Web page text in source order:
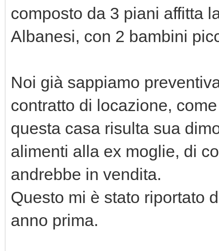
composto da 3 piani affitta
Albanesi, con 2 bambini
Noi già sappiamo
contratto di locazione,
questa casa risulta sua
alimenti alla ex moglie, di
andrebbe in vendita.
Questo mi è stato riportato
anno prima.